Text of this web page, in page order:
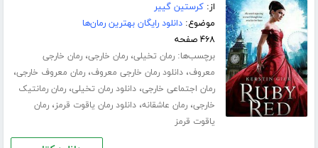
از:کرستین گییر
موضوع:دانلود رایگان بهترین رمان‌ها
۴۶۸ صفحه
برچسب‌ها:رمان تخیلی،رمان خارجی،رمان خارجی
معروف،دانلود رمان خارجی معروف،رمان معروف خارجی،
رمان اجتماعی خارجی،دانلود رمان تخیلی،رمان رمانتیک
خارجی،رمان عاشقانه،دانلود رمان یاقوت قرمز،رمان
یاقوت قرمز